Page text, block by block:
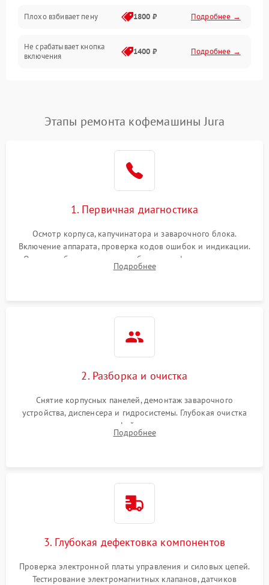
Программное обеспечение
Плохо взбивает пену 1800 ₽ Подробнее →
Не срабатывает кнопка
включения
1400 ₽ Подробнее →
Постоянные сбои в работе 1500 ₽ Подробнее →
Этапы ремонта кофемашины Jura
1. Первичная диагностика
Осмотр корпуса, капучинатора и заварочного блока.
Включение аппарата, проверка кодов ошибок и индикации.
Оценка работы помпы, термоблока и кофемолки на слух.
Измерение температуры и давления воды для выявления
Подробнее
2. Разборка и очистка
Снятие корпусных панелей, демонтаж заварочного
устройства, диспенсера и гидросистемы. Глубокая очистка
внутренних узлов от кофейных масел, жмыха и накипи.
Промывка дренажных каналов и фильтров с использованием
Подробнее
3. Глубокая дефектовка компонентов
Проверка электронной платы управления и силовых цепей.
Тестирование электромагнитных клапанов, датчиков